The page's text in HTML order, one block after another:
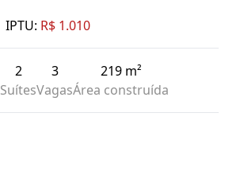
IPTU: R$ 1.010
2
Suítes
3
Vagas
219 m²
Área construída